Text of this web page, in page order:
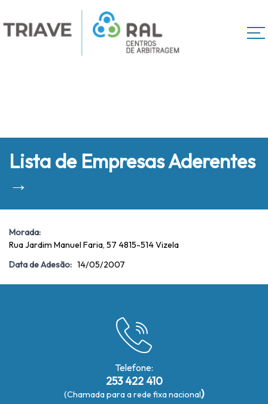
Lista de Empresas Aderentes
→
Morada:
Rua Jardim Manuel Faria, 57 4815-514 Vizela
Data de Adesão: 14/05/2007
Telefone:
253 422 410
(Chamada para a rede fixa nacional)